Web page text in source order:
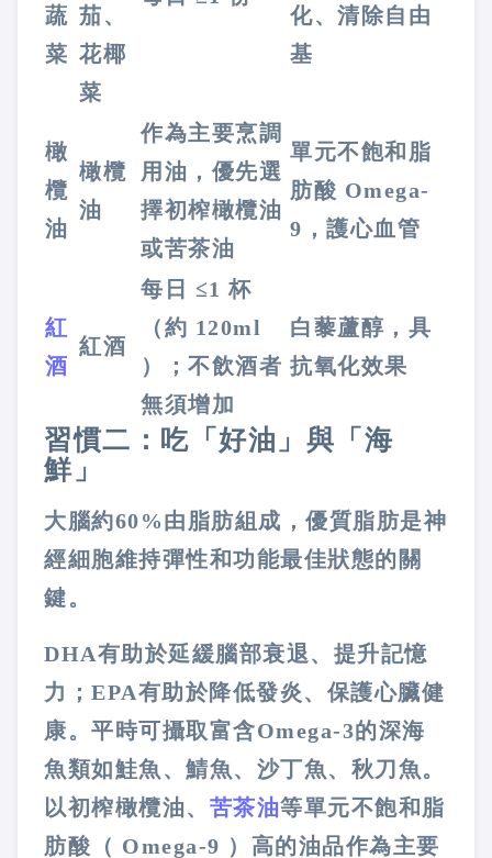
蔬
菜
茄、
花椰
菜
化、清除自由
基
橄
欖
油
橄欖
油
作為主要烹調
用油，優先選
擇初榨橄欖油
或苦茶油
單元不飽和脂
肪酸 Omega-
9，護心血管
紅
酒
紅酒
每日 ≤1 杯
（約 120ml
）；不飲酒者
無須增加
白藜蘆醇，具
抗氧化效果
習慣二：吃「好油」與「海
鮮」
大腦約60%由脂肪組成，優質脂肪是神
經細胞維持彈性和功能最佳狀態的關
鍵。
DHA有助於延緩腦部衰退、提升記憶
力；EPA有助於降低發炎、保護心臟健
康。平時可攝取富含Omega-3的深海
魚類如鮭魚、鯖魚、沙丁魚、秋刀魚。
以初榨橄欖油、 苦茶油等單元不飽和脂
肪酸（ Omega-9 ）高的油品作為主要